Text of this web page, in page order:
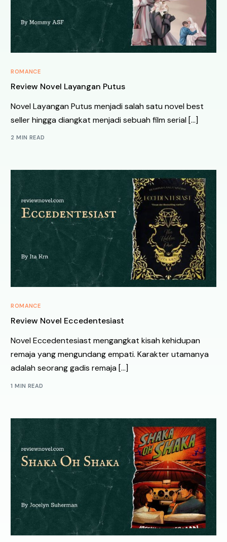
ROMANCE
Review Novel Layangan Putus
Novel Layangan Putus menjadi salah satu novel best
seller hingga diangkat menjadi sebuah film serial […]
2 MIN READ
ROMANCE
Review Novel Eccedentesiast
Novel Eccedentesiast mengangkat kisah kehidupan
remaja yang mengundang empati. Karakter utamanya
adalah seorang gadis remaja […]
1 MIN READ